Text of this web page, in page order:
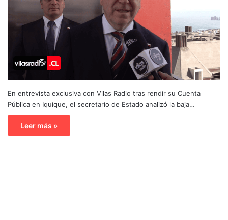
En entrevista exclusiva con Vilas Radio tras rendir su Cuenta
Pública en Iquique, el secretario de Estado analizó la baja…
Leer más »